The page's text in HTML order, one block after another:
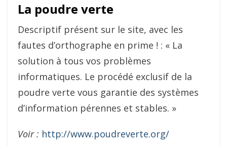
La poudre verte
Descriptif présent sur le site, avec les
fautes d’orthographe en prime ! : « La
solution à tous vos problèmes
informatiques. Le procédé exclusif de la
poudre verte vous garantie des systèmes
d’information pérennes et stables. »
Voir : http://www.poudreverte.org/